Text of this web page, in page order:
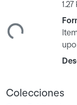
1.27
Colecciones